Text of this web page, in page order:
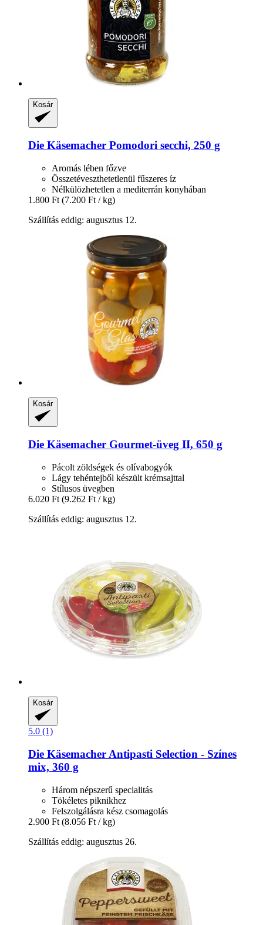
Kosár
Die Käsemacher Pomodori secchi, 250 g
Aromás lében főzve
Összetéveszthetetlenül fűszeres íz
Nélkülözhetetlen a mediterrán konyhában
1.800 Ft (7.200 Ft / kg)
Szállítás eddig: augusztus 12.
Kosár
Die Käsemacher Gourmet-​üveg II, 650 g
Pácolt zöldségek és olívabogyók
Lágy tehéntejből készült krémsajttal
Stílusos üvegben
6.020 Ft (9.262 Ft / kg)
Szállítás eddig: augusztus 12.
Kosár
5.0 (1)
Die Käsemacher Antipasti Selection -​ Színes
mix, 360 g
Három népszerű specialitás
Tökéletes piknikhez
Felszolgálásra kész csomagolás
2.900 Ft (8.056 Ft / kg)
Szállítás eddig: augusztus 26.